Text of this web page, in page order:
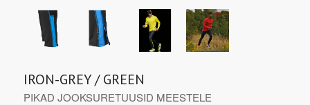
IRON-GREY / GREEN
PIKAD JOOKSURETUUSID MEESTELE